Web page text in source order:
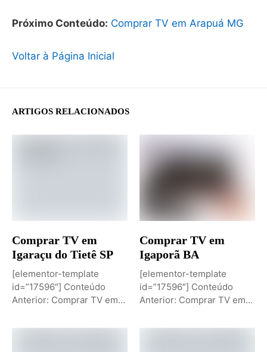
Próximo Conteúdo: Comprar TV em Arapuá MG
Voltar à Página Inicial
ARTIGOS RELACIONADOS
Comprar TV em
Igaraçu do Tietê SP
[elementor-template
id=”17596″] Conteúdo
Anterior: Comprar TV em
Conteúdo: Sobremesa de...
Comprar TV em
Igaporã BA
[elementor-template
id=”17596″] Conteúdo
Anterior: Comprar TV em
Comprar TV...